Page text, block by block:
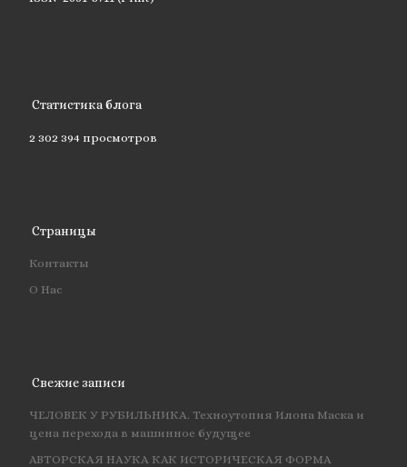
Статистика блога
2 302 394 просмотров
Страницы
Контакты
О Нас
Свежие записи
ЧЕЛОВЕК У РУБИЛЬНИКА. Техноутопия Илона Маска и
цена перехода в машинное будущее
АВТОРСКАЯ НАУКА КАК ИСТОРИЧЕСКАЯ ФОРМА